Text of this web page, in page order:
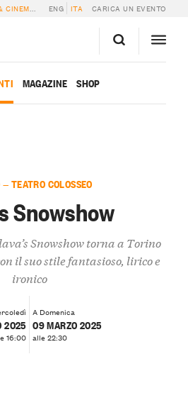
» SLAVA’S SNOWSHOW
ENG ITA CARICA UN EVENTO
MAGAZINE SHOP
TEATRO COLOSSEO
Snowshow
Snowshow torna a Torino
il suo stile fantasioso, lirico e
ironico
2025
16:00
A Domenica
09 MARZO 2025
alle 22:30